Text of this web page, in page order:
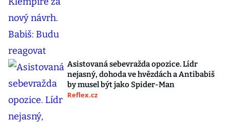
Asistovaná sebevražda opozice. Lídr
nejasný, dohoda ve hvězdách a Antibabiš
by musel být jako Spider-Man
Reflex.cz